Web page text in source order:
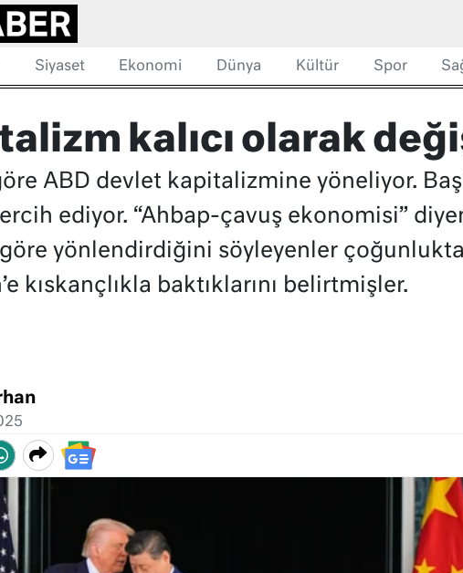
Siyaset Ekonomi Dünya Kültür Spor
kalıcı olarak
ABD devlet kapitalizmine yöneliyor.
ediyor. “Ahbap-çavuş ekonomisi”
yönlendirdiğini söyleyenler
kıskançlıkla baktıklarını belirtmişler.